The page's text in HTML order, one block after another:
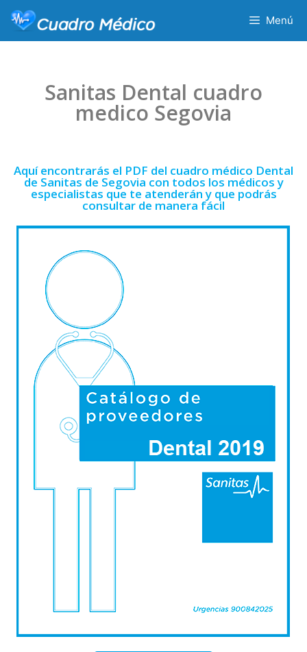
Menú
Sanitas Dental cuadro
medico Segovia
Aquí encontrarás el PDF del cuadro médico Dental
de Sanitas de Segovia con todos los médicos y
especialistas que te atenderán y que podrás
consultar de manera fácil